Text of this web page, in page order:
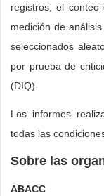
registros, el
medición de
seleccionados
por prueba de
(DIQ).
Los informes
todas las
Sobre las
ABACC